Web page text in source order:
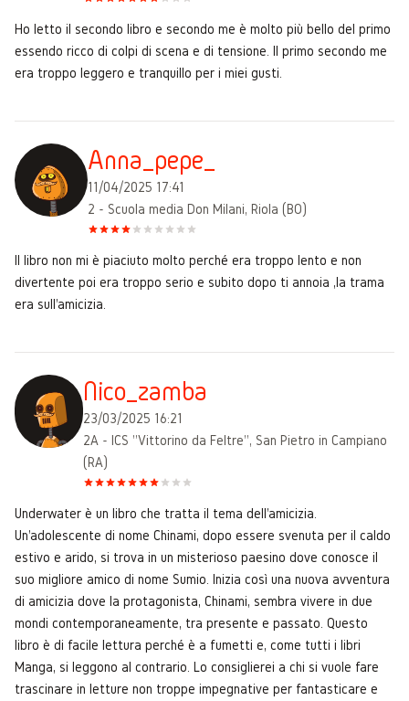
Ho letto il secondo libro e secondo me è molto più bello del primo
essendo ricco di colpi di scena e di tensione. Il primo secondo me
era troppo leggero e tranquillo per i miei gusti.
Anna_pepe_
11/04/2025 17:41
2 - Scuola media Don Milani, Riola (BO)
Il libro non mi è piaciuto molto perché era troppo lento e non
divertente poi era troppo serio e subito dopo ti annoia ,la trama
era sull'amicizia.
Nico_zamba
23/03/2025 16:21
2A - ICS "Vittorino da Feltre", San Pietro in Campiano
(RA)
Underwater è un libro che tratta il tema dell'amicizia.
Un'adolescente di nome Chinami, dopo essere svenuta per il caldo
estivo e arido, si trova in un misterioso paesino dove conosce il
suo migliore amico di nome Sumio. Inizia così una nuova avventura
di amicizia dove la protagonista, Chinami, sembra vivere in due
mondi contemporaneamente, tra presente e passato. Questo
libro è di facile lettura perché è a fumetti e, come tutti i libri
Manga, si leggono al contrario. Lo consiglierei a chi si vuole fare
trascinare in letture non troppe impegnative per fantasticare e